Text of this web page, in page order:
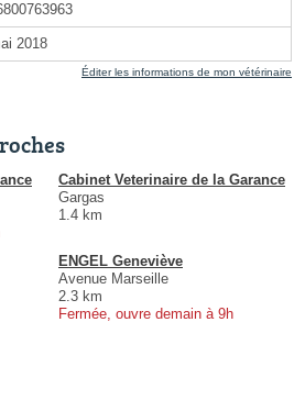
2018
Éditer les informations de mon vétérinaire
Cabinet Veterinaire de la Garance
Gargas
1.4 km
ENGEL Geneviève
Avenue Marseille
2.3 km
Fermée, ouvre demain à 9h